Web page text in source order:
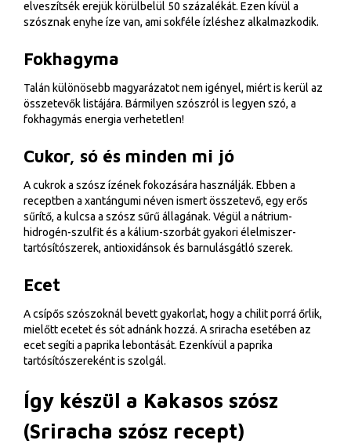
elveszítsék erejük körülbelül 50 százalékát. Ezen kívül a
szósznak enyhe íze van, ami sokféle ízléshez alkalmazkodik.
Fokhagyma
Talán különösebb magyarázatot nem igényel, miért is kerül az
összetevők listájára. Bármilyen szószról is legyen szó, a
fokhagymás energia verhetetlen!
Cukor, só és minden mi jó
A cukrok a szósz ízének fokozására használják. Ebben a
receptben a xantángumi néven ismert összetevő, egy erős
sűrítő, a kulcsa a szósz sűrű állagának. Végül a nátrium-
hidrogén-szulfit és a kálium-szorbát gyakori élelmiszer-
tartósítószerek, antioxidánsok és barnulásgátló szerek.
Ecet
A csípős szószoknál bevett gyakorlat, hogy a chilit porrá őrlik,
mielőtt ecetet és sót adnánk hozzá. A sriracha esetében az
ecet segíti a paprika lebontását. Ezenkívül a paprika
tartósítószereként is szolgál.
Így készül a Kakasos szósz
(Sriracha szósz recept)